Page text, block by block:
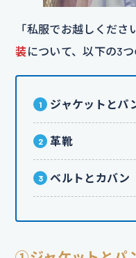
「私服でお越しくださ
装について、以下の3
ジャケットとパ
革靴
ベルトとカバン